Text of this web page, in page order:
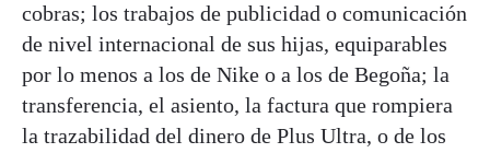
cobras; los trabajos de publicidad o comunicación
de nivel internacional de sus hijas, equiparables
por lo menos a los de Nike o a los de Begoña; la
transferencia, el asiento, la factura que rompiera
la trazabilidad del dinero de Plus Ultra, o de los